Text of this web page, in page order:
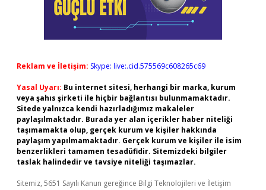
Reklam ve İletişim: Skype: live:.cid.575569c608265c69
Yasal Uyarı: Bu internet sitesi, herhangi bir marka, kurum
veya şahıs şirketi ile hiçbir bağlantısı bulunmamaktadır.
Sitede yalnızca kendi hazırladığımız makaleler
paylaşılmaktadır. Burada yer alan içerikler haber niteliği
taşımamakta olup, gerçek kurum ve kişiler hakkında
paylaşım yapılmamaktadır. Gerçek kurum ve kişiler ile isim
benzerlikleri tamamen tesadüfidir. Sitemizdeki bilgiler
taslak halindedir ve tavsiye niteliği taşımazlar.
Sitemiz, 5651 Sayılı Kanun gereğince Bilgi Teknolojileri ve İletişim